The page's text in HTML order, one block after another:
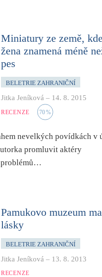
Miniatury ze země, kde
žena znamená méně
pes
BELETRIE ZAHRANIČNÍ
Jitka Jeníková – 14. 8. 2015
RECENZE 70%
nevelkých povídkách v
promluvit aktéry
problémů…
Pamukovo muzeum
lásky
BELETRIE ZAHRANIČNÍ
Jitka Jeníková – 13. 8. 2013
RECENZE